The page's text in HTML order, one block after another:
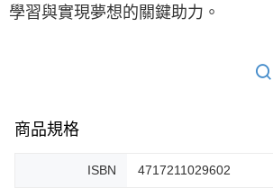
學習與實現夢想的關鍵助力。
商品規格
ISBN 4717211029602